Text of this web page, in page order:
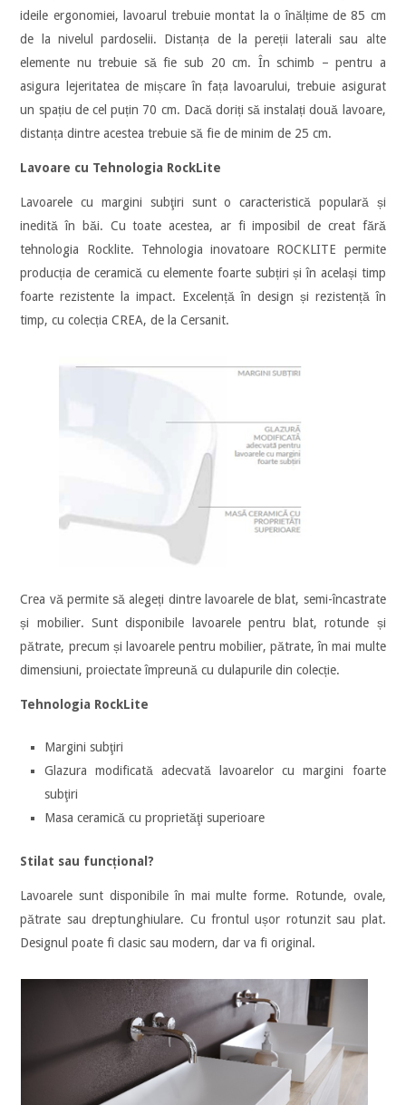
ideile ergonomiei, lavoarul trebuie montat la o înălțime de 85 cm
de la nivelul pardoselii. Distanța de la pereții laterali sau alte
elemente nu trebuie să fie sub 20 cm. În schimb – pentru a
asigura lejeritatea de mișcare în fața lavoarului, trebuie asigurat
un spațiu de cel puțin 70 cm. Dacă doriți să instalați două lavoare,
distanța dintre acestea trebuie să fie de minim de 25 cm.
Lavoare cu Tehnologia RockLite
Lavoarele cu margini subţiri sunt o caracteristică populară și
inedită în băi. Cu toate acestea, ar fi imposibil de creat fără
tehnologia Rocklite. Tehnologia inovatoare ROCKLITE permite
producția de ceramică cu elemente foarte subțiri și în același timp
foarte rezistente la impact. Excelență în design și rezistență în
timp, cu colecția CREA, de la Cersanit.
Crea vă permite să alegeți dintre lavoarele de blat, semi-încastrate
și mobilier. Sunt disponibile lavoarele pentru blat, rotunde și
pătrate, precum și lavoarele pentru mobilier, pătrate, în mai multe
dimensiuni, proiectate împreună cu dulapurile din colecție.
Tehnologia RockLite
Margini subţiri
Glazura modificată adecvată lavoarelor cu margini foarte
subţiri
Masa ceramică cu proprietăţi superioare
Stilat sau funcțional?
Lavoarele sunt disponibile în mai multe forme. Rotunde, ovale,
pătrate sau dreptunghiulare. Cu frontul ușor rotunzit sau plat.
Designul poate fi clasic sau modern, dar va fi original.